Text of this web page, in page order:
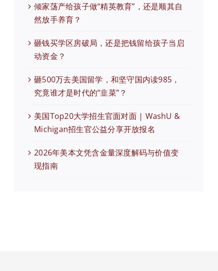
倾家荡产给孩子做“精英教育”，还是顺其自
然放手养育？
砸钱买学区房破局，还是把钱留给孩子当启
动资金？
砸500万去美国留学，和坚守国内读985，
究竟谁才是时代的“韭菜”？
美国Top20大学招生官面对面 | WashU &
Michigan招生官公益分享开放报名
2026年美本文凭含金量深度解码与价值变
现指南